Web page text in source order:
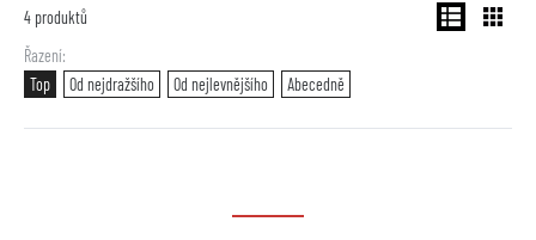
4 produktů
Řazení
Top
Od nejdražšího Od nejlevnějšího Abecedně